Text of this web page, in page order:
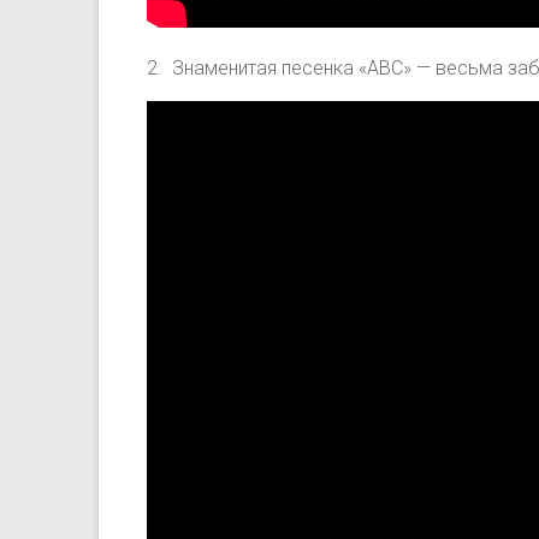
2. Знаменитая песенка «ABC» — весьма